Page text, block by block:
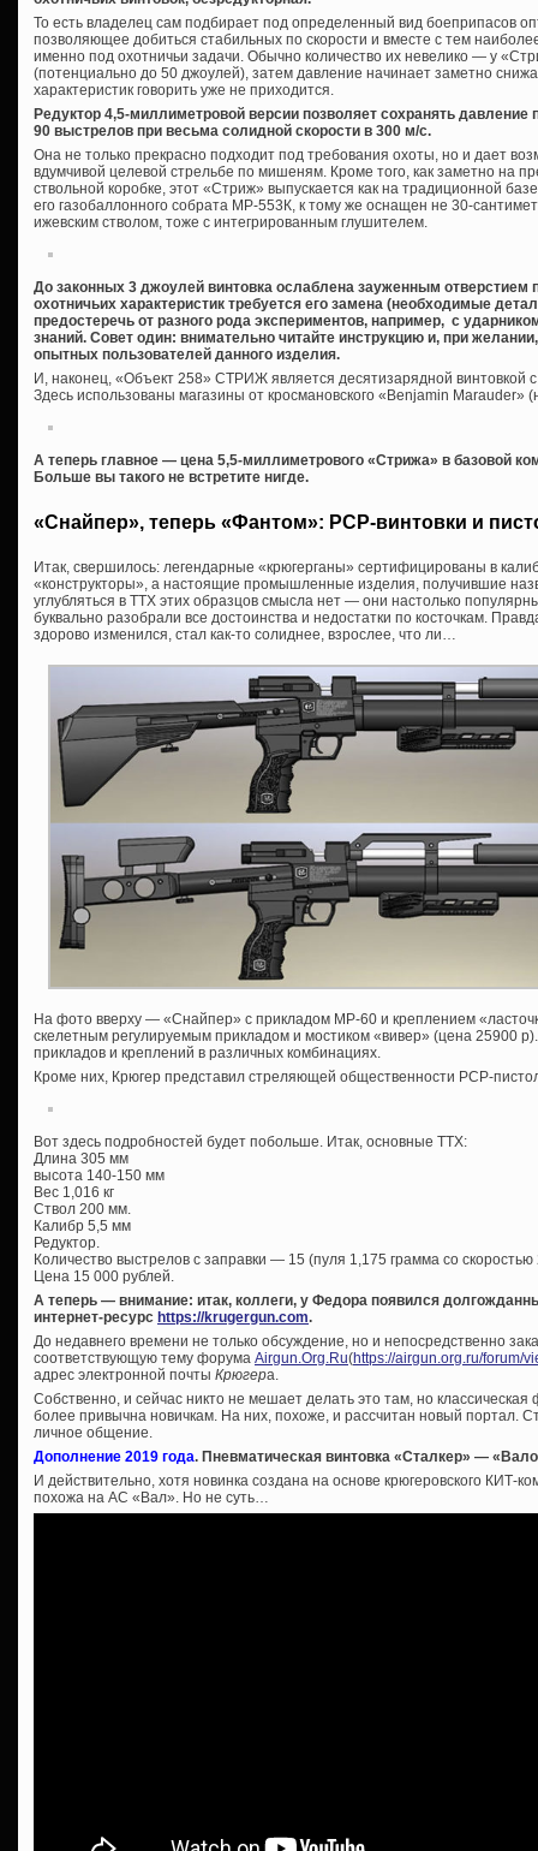
То есть владелец сам подбирает под определенный вид боеприпасов
позволяющее добиться стабильных по скорости и вместе с тем
именно под охотничьи задачи. Обычно количество их невелико — у
(потенциально до 50 джоулей), затем давление начинает заметно
характеристик говорить уже не приходится.
Редуктор 4,5-миллиметровой версии позволяет сохранять
90 выстрелов при весьма солидной скорости в 300 м/с.
Она не только прекрасно подходит под требования охоты, но и дает
вдумчивой целевой стрельбе по мишеням. Кроме того, как заметно на
ствольной коробке, этот «Стриж» выпускается как на традиционной
его газобаллонного собрата МР-553К, к тому же оснащен не 30-
ижевским стволом, тоже с интегрированным глушителем.
До законных 3 джоулей винтовка ослаблена зауженным отверстием
охотничьих характеристик требуется его замена (необходимые
предостеречь от разного рода экспериментов, например, с
знаний. Совет один: внимательно читайте инструкцию и, при
опытных пользователей данного изделия.
И, наконец, «Объект 258» СТРИЖ является десятизарядной винтовкой
Здесь использованы магазины от кросмановского «Benjamin Marauder»
А теперь главное — цена 5,5-миллиметрового «Стрижа» в базовой
Больше вы такого не встретите нигде.
«Снайпер», теперь «Фантом»: PCP-винтовки и
Итак, свершилось: легендарные «крюгерганы» сертифицированы в
«конструкторы», а настоящие промышленные изделия, получившие
углубляться в ТТХ этих образцов смысла нет — они настолько
буквально разобрали все достоинства и недостатки по косточкам.
здорово изменился, стал как-то солиднее, взрослее, что ли…
На фото вверху — «Снайпер» с прикладом МР-60 и креплением
скелетным регулируемым прикладом и мостиком «вивер» (цена 25900
прикладов и креплений в различных комбинациях.
Кроме них, Крюгер представил стреляющей общественности PCP-
Вот здесь подробностей будет побольше. Итак, основные ТТХ:
Длина 305 мм
высота 140-150 мм
Вес 1,016 кг
Ствол 200 мм.
Калибр 5,5 мм
Редуктор.
Количество выстрелов с заправки — 15 (пуля 1,175 грамма со скоростью
Цена 15 000 рублей.
А теперь — внимание: итак, коллеги, у Федора появился
интернет-ресурс https://krugergun.com.
До недавнего времени не только обсуждение, но и непосредственно
соответствующую тему форума Airgun.Org.Ru(https://airgun.org.ru/forum/
адрес электронной почты Крюгера.
Собственно, и сейчас никто не мешает делать это там, но
более привычна новичкам. На них, похоже, и рассчитан новый портал.
личное общение.
Дополнение 2019 года. Пневматическая винтовка «Сталкер» —
И действительно, хотя новинка создана на основе крюгеровского КИТ-
похожа на АС «Вал». Но не суть…